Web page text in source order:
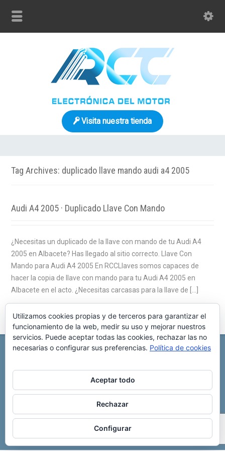
Visita nuestra tienda
Tag Archives: duplicado llave mando audi a4 2005
Audi A4 2005 · Duplicado Llave Con Mando
¿Necesitas un duplicado de la llave con mando de tu Audi A4
2005 en Albacete? Has llegado al sitio correcto. Llave Con
Mando para Audi A4 2005 En RCCLlaves somos capaces de
hacer la copia de llave con mando para tu Audi A4 2005 en
Albacete en el acto. ¿Necesitas carcasas para la llave de […]
REPARACIÓN CENTRALITA DE COCHE
C/ Virgen del pilar, 6 ,
696 340 889
info@rccllaves.com
Copyright © 2025 Reparación Centralita De Coche
Utilizamos cookies propias y de terceros para garantizar el
funcionamiento de la web, medir su uso y mejorar nuestros
servicios. Puede aceptar todas las cookies, rechazar las no
necesarias o configurar sus preferencias. Política de cookies
Aceptar todo
Rechazar
Configurar